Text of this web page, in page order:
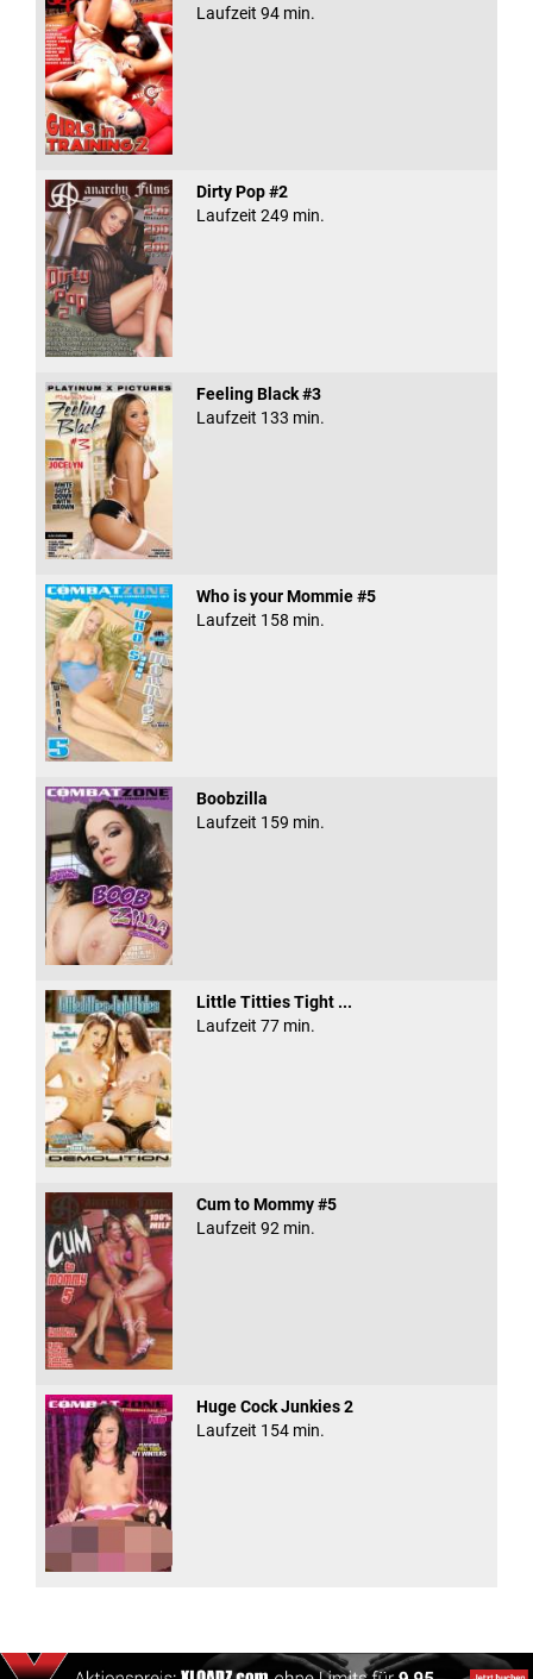
Laufzeit 94 min.
Dirty Pop #2
Laufzeit 249 min.
Feeling Black #3
Laufzeit 133 min.
Who is your Mommie #5
Laufzeit 158 min.
Boobzilla
Laufzeit 159 min.
Little Titties Tight ...
Laufzeit 77 min.
Cum to Mommy #5
Laufzeit 92 min.
Huge Cock Junkies 2
Laufzeit 154 min.